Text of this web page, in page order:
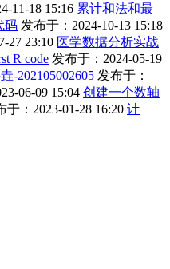
11-18 15:16 累计和法和最
码 发布于：2024-10-13 15:18
27 23:10 医学数据分析实战
R code 发布于：2024-05-19
-202105002605 发布于：
06-09 15:04 创建一个数轴
于：2023-01-28 16:20 计